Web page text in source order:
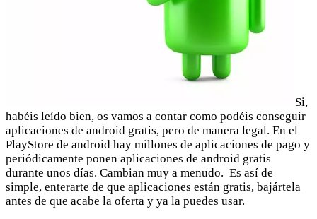
Si,
habéis leído bien, os vamos a contar como podéis conseguir
aplicaciones de android gratis, pero de manera legal. En el
PlayStore de android hay millones de aplicaciones de pago y
periódicamente ponen aplicaciones de android gratis
durante unos días. Cambian muy a menudo. Es así de
simple, enterarte de que aplicaciones están gratis, bajártela
antes de que acabe la oferta y ya la puedes usar.